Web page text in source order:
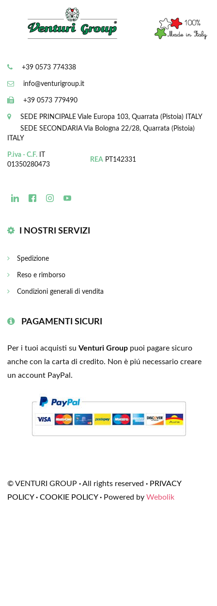
+39 0573 774338
info@venturigroup.it
+39 0573 779490
SEDE PRINCIPALE Viale Europa 103, Quarrata (Pistoia) ITALY
SEDE SECONDARIA Via Bologna 22/28, Quarrata (Pistoia)
ITALY
P.iva - C.F.
01350280473
REA PT142331
I NOSTRI SERVIZI
Spedizione
Reso e rimborso
Condizioni generali di vendita
PAGAMENTI SICURI
Per i tuoi acquisti su Venturi Group puoi pagare sicuro
anche con la carta di credito. Non è piú necessario creare
un account PayPal.
© VENTURI GROUP ·All rights reserved · PRIVACY
POLICY · COOKIE POLICY · Powered by Webolik